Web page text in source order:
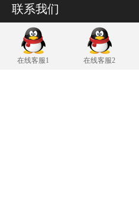
联系我们
24小时服务热线
13961122002
在线客服1 在线客服2